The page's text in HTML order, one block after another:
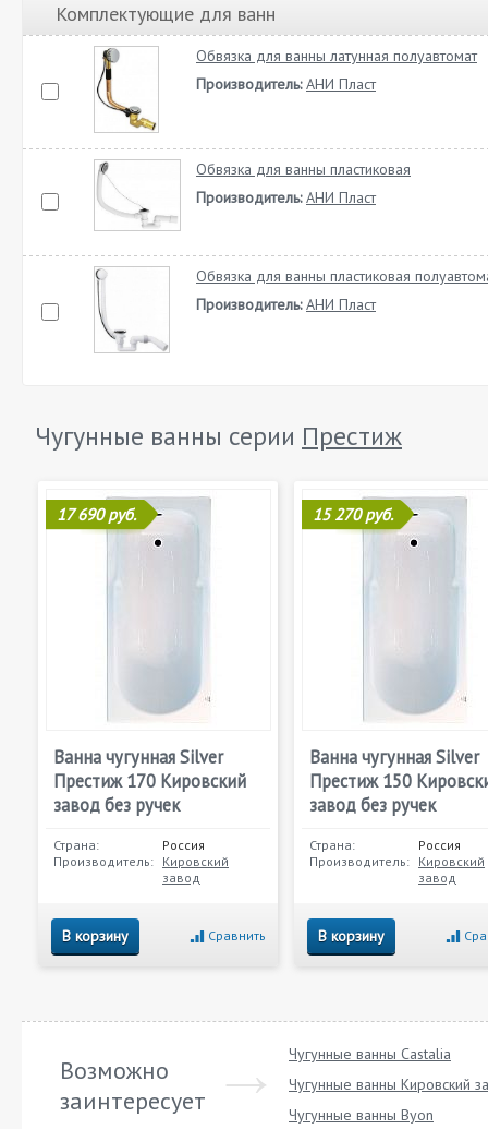
Комплектующие для ванн
Обвязка для ванны латунная полуавтомат
Производитель: АНИ Пласт
Обвязка для ванны пластиковая
Производитель: АНИ Пласт
Обвязка для ванны пластиковая
Производитель: АНИ Пласт
Чугунные ванны серии Престиж
17 690 руб.
Ванна чугунная Silver
Престиж 170 Кировский
завод без ручек
Страна:
Россия
Производитель: Кировский
завод
В корзину Сравнить
15 270 руб.
Ванна чугунная Silver
Престиж 150
завод без ручек
Страна:
Россия
Производитель: Кировский
завод
В корзину
Возможно
заинтересует
Чугунные ванны Castalia
Чугунные ванны Кировский
Чугунные ванны Byon